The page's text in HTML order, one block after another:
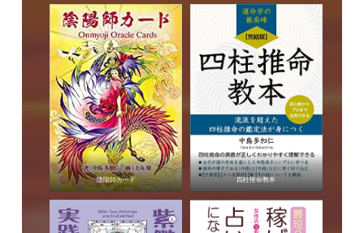
陰陽師カード 四柱推命教本